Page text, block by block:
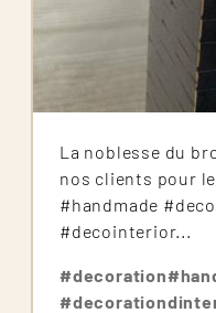
La noblesse du
nos clients pour
#handmade
#decointerior...
#decoration